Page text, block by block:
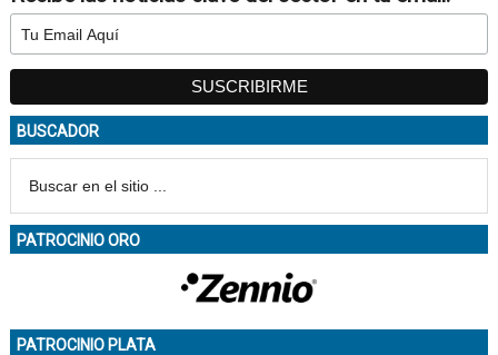
BUSCADOR
PATROCINIO ORO
PATROCINIO PLATA